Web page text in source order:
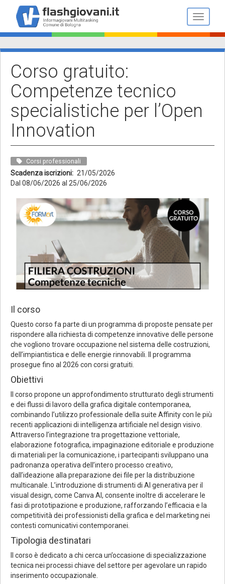
contenuto
principale
Toggle
Corso gratuito:
Competenze tecnico
specialistiche per l’Open
Innovation
Corsi professionali
Scadenza iscrizioni
21/05/2026
Dal 08/06/2026 al 25/06/2026
Il corso
Questo corso fa parte di un programma di proposte pensate per
rispondere alla richiesta di competenze innovative delle persone
che vogliono trovare occupazione nel sistema delle costruzioni,
dell’impiantistica e delle energie rinnovabili. Il programma
prosegue fino al 2026 con corsi gratuiti.
Obiettivi
Il corso propone un approfondimento strutturato degli strumenti
e dei flussi di lavoro della grafica digitale contemporanea,
combinando l’utilizzo professionale della suite Affinity con le più
recenti applicazioni di intelligenza artificiale nel design visivo.
Attraverso l’integrazione tra progettazione vettoriale,
elaborazione fotografica, impaginazione editoriale e produzione
di materiali per la comunicazione, i partecipanti sviluppano una
padronanza operativa dell’intero processo creativo,
dall’ideazione alla preparazione dei file per la distribuzione
multicanale. L’introduzione di strumenti di AI generativa per il
visual design, come Canva AI, consente inoltre di accelerare le
fasi di prototipazione e produzione, rafforzando l’efficacia e la
competitività dei professionisti della grafica e del marketing nei
contesti comunicativi contemporanei.
Tipologia destinatari
Il corso è dedicato a chi cerca un’occasione di specializzazione
tecnica nei processi chiave del settore per agevolare un rapido
inserimento occupazionale.